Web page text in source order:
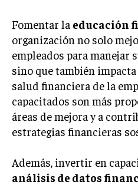
Fomentar la educación
organización no solo
empleados para manejar
sino que también
salud financiera de la
capacitados son más
áreas de mejora y a
estrategias financieras
Además, invertir en
análisis de datos